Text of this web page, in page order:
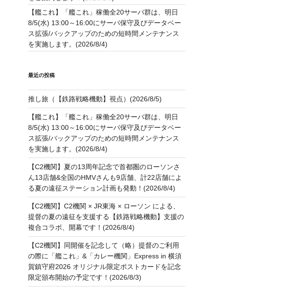
【艦これ】「艦これ」稼働全20サーバ群は、明日
8/5(水) 13:00～16:00にサーバ保守及びデータベー
ス拡張/バックアップのための短時間メンテナンス
を実施します。(2026/8/4)
最近の投稿
推し旅（【鉄路戦略機動】視点）(2026/8/5)
【艦これ】「艦これ」稼働全20サーバ群は、明日
8/5(水) 13:00～16:00にサーバ保守及びデータベー
ス拡張/バックアップのための短時間メンテナンス
を実施します。(2026/8/4)
【C2機関】夏の13周年記念で首都圏のローソンさ
ん13店舗&全国のHMVさんも9店舗、計22店舗によ
る夏の遠征ステーション計画も発動！(2026/8/4)
【C2機関】C2機関 × JR東海 × ローソン による、
提督の夏の遠征を支援する【鉄路戦略機動】支援の
複合コラボ、開幕です！(2026/8/4)
【C2機関】同開催を記念して（略）提督のご利用
の際に「艦これ」&「カレー機関」Express in 横須
賀鎮守府2026 オリジナル限定ポストカードを記念
限定頒布開始の予定です！(2026/8/3)